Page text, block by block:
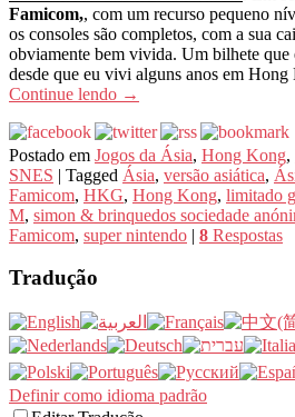
Famicom,, com um recurso pequeno
os consoles são completos, com a sua
obviamente bem vivida. Um bilhete que
desde que eu vivi alguns anos em
Continue lendo →
Postado em Jogos da Ásia, Hong Kong,
SNES | Tagged Ásia, versão asiática,
Famicom, HKG, Hong Kong, limitado
M, simon & brinquedos sociedade
Famicom, super nintendo | 8 Respostas
Tradução
Definir como idioma padrão